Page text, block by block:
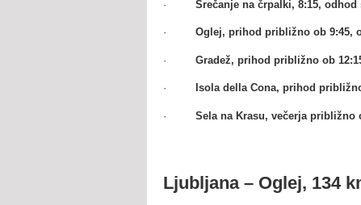
· Srečanje na črpalki, 8:15, odhod
· Oglej, prihod približno ob 9:45,
· Gradež, prihod približno ob
· Isola della Cona, prihod
· Sela na Krasu, večerja približno
Ljubljana – Oglej, 134